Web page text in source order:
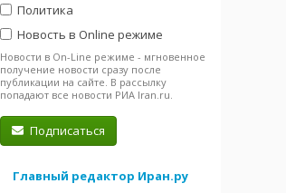
Политика
Новость в Online режиме
Новости в On-Line режиме - мгновенное
получение новости сразу после
публикации на сайте. В рассылку
попадают все новости РИА Iran.ru.
Подписаться
Главный редактор Иран.ру